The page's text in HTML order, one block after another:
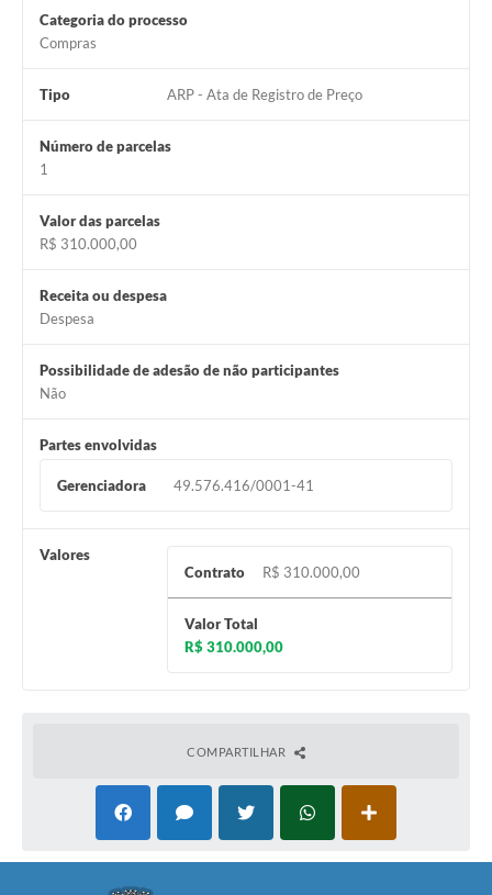
Categoria do processo
Compras
Tipo ARP - Ata de Registro de Preço
Número de parcelas
1
Valor das parcelas
R$ 310.000,00
Receita ou despesa
Despesa
Possibilidade de adesão de não participantes
Não
Partes envolvidas
Gerenciadora 49.576.416/0001-41
Valores
Contrato
R$ 310.000,00
Valor Total
R$ 310.000,00
COMPARTILHAR